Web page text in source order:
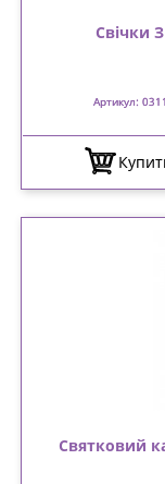
Свічки
Артикул:
Святковий